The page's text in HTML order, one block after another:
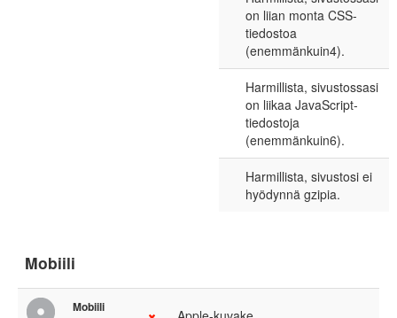
on liian monta CSS-
tiedostoa
(enemmänkuin4).
Harmillista, sivustossasi
on liikaa JavaScript-
tiedostoja
(enemmänkuin6).
Harmillista, sivustosi ei
hyödynnä gzipia.
Mobiili
Mobiili